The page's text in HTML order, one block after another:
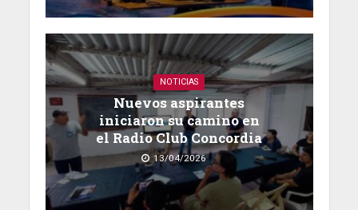
NOTICIAS
Nuevos aspirantes
iniciaron su camino en
el Radio Club Concordia
13/04/2026